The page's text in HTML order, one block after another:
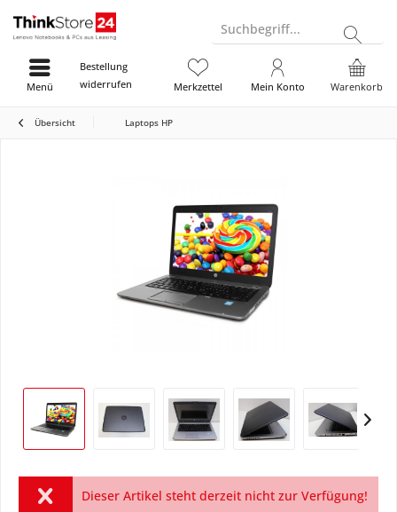
Suchbegriff...
Bestellung
widerrufen
Warenkorb
Merkzettel Mein Konto
Menü
Übersicht Laptops HP
Dieser Artikel steht derzeit nicht zur Verfügung!